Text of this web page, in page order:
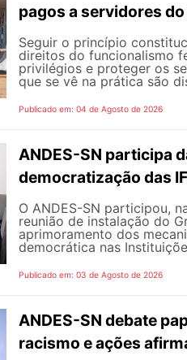
pagos a servidores
Seguir o princípio
direitos do funcionalismo
privilégios e proteger os
que se vê na prática são
Publicado em: 04 de Agosto de 2026
ANDES-SN participa
democratização das
O ANDES-SN participou,
reunião de instalação do
aprimoramento dos
democrática nas
Publicado em: 03 de Agosto de 2026
ANDES-SN debate
racismo e ações